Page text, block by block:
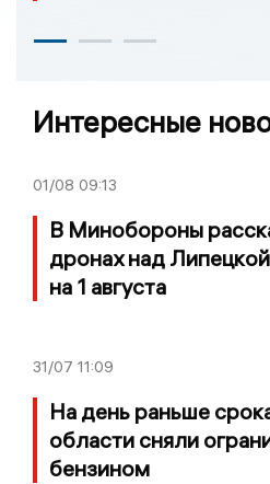
Интересные
01/08 09:13
В Минобороны
дронах над
на 1 августа
31/07 11:09
На день раньше
области сняли
бензином